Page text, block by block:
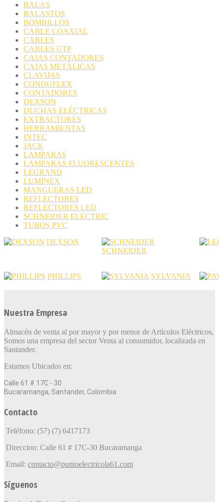
BALAS
BALASTOS
BOMBILLOS
CABLE COAXIAL
CABLES
CABLES UTP
CAJAS CONTADORES
CAJAS METÁLICAS
CLAVIJAS
CONDUFLEX
CONTADORES
DEXSON
DUCHAS ELÉCTRICAS
EXTRACTORES
HERRAMIENTAS
INTEC
JACK
LAMPARAS
LAMPARAS FLUORESCENTES
LEGRAND
LUMINEX
MANGUERAS LED
REFLECTORES
REFLECTORES LED
SCHNEIDER ELECTRIC
TUBOS PVC
DEXSON
SCHNEIDER
PHILLIPS SYLVANIA
Nuestra Empresa
Almacén de venta al por mayor y por menor de Artículos Eléctricos,
Somos una empresa del sector Venta al consumidor, localizada en
Santander.
Estamos Ubicados en:
Calle 61 # 17C - 30
Bucaramanga, Santander, Colombia
Contacto
Teléfono: (57) (7) 6417173
Direccion: Calle 61 # 17C-30 Bucaramanga
Email: contacto@puntoelectricola61.com
Síguenos